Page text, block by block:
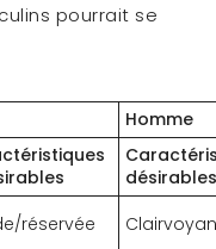
pourrait se
Homme
désirables
réservée